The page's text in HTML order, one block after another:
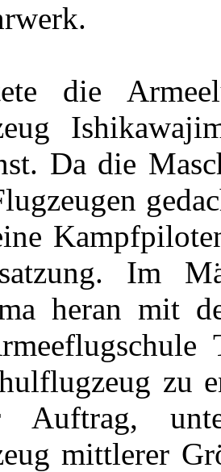
die
Da die
Im
heran mit
zu
Auftrag,
mittlerer